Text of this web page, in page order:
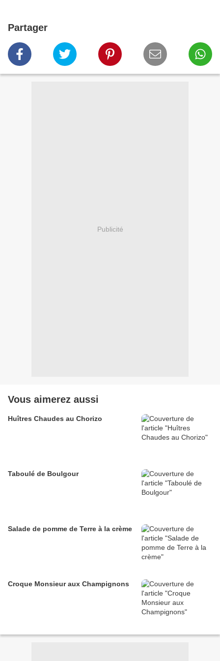
Partager
Publicité
Vous aimerez aussi
Huîtres Chaudes au Chorizo
Taboulé de Boulgour
Salade de pomme de Terre à la crème
Croque Monsieur aux Champignons